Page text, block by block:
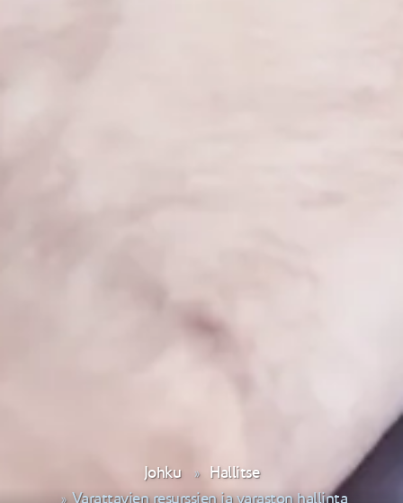
Johku
Hallitse